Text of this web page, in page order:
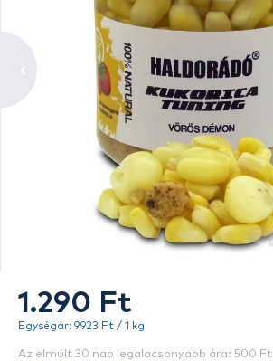
1.290 Ft
Egységár: 9.923 Ft / 1 kg
Az elmúlt 30 nap legalacsonyabb ára: 500 Ft